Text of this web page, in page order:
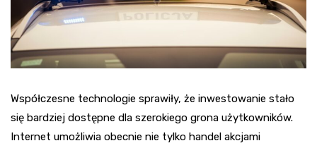
Współczesne technologie sprawiły, że inwestowanie stało
się bardziej dostępne dla szerokiego grona użytkowników.
Internet umożliwia obecnie nie tylko handel akcjami